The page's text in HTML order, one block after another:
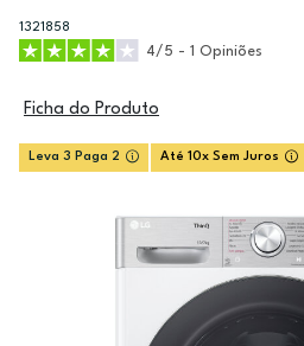
1321858
4/5 - 1 Opiniões
Ficha do Produto
Leva 3 Paga 2 Até 10x Sem Juros